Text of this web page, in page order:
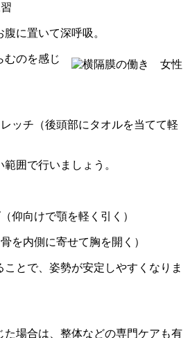
に置いて深呼吸。
むのを感じ
ッチ（後頭部にタオルを当てて軽
囲で行いましょう。
仰向けで顎を軽く引く）
を内側に寄せて胸を開く）
とで、姿勢が安定しやすくなりま
た場合は、整体などの専門ケアも有